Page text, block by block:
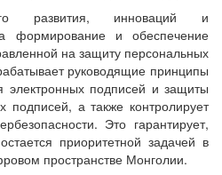
развития, инноваций и
формирование и обеспечение
на защиту персональных
руководящие принципы
электронных подписей и защиты
а также контролирует
Это гарантирует,
приоритетной задачей в
пространстве Монголии.